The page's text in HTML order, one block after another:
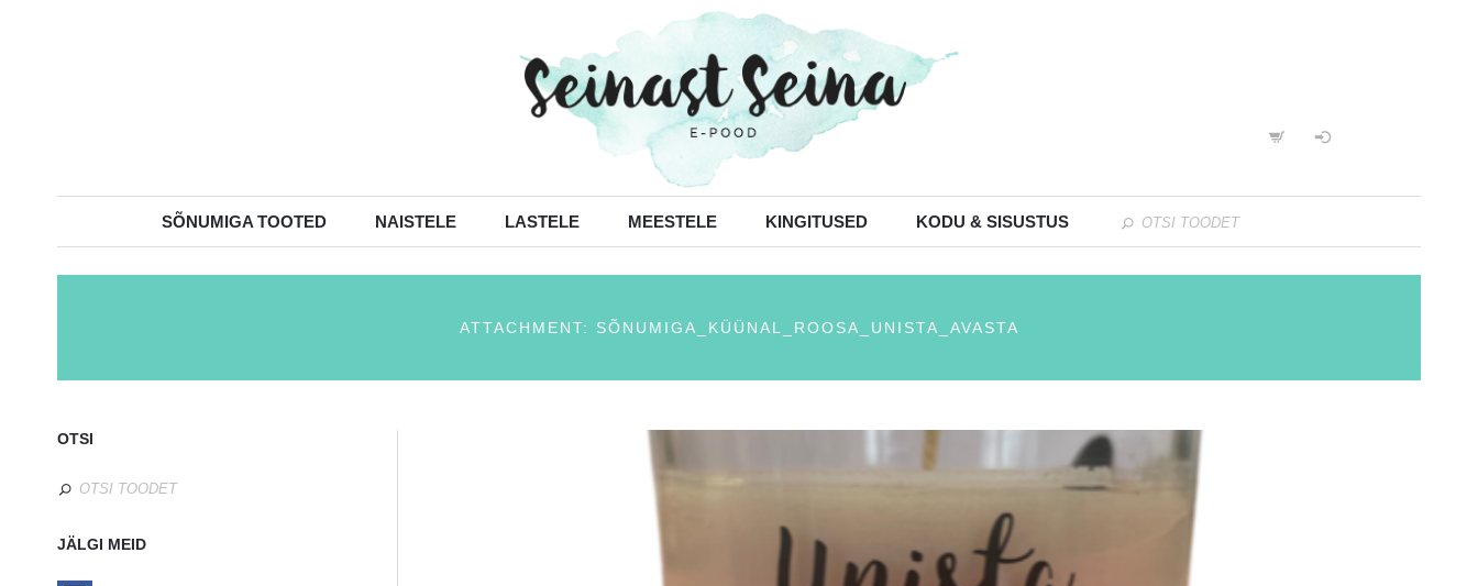
SÕNUMIGA TOOTED NAISTELE LASTELE MEESTELE KINGITUSED KODU & SISUSTUS
ATTACHMENT: SÕNUMIGA_KÜÜNAL_ROOSA_UNISTA_AVASTA
OTSI
JÄLGI MEID